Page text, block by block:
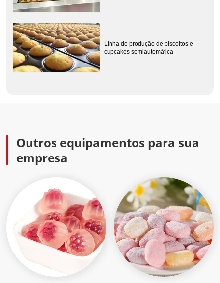
Linha de produção de biscoitos e
cupcakes semiautomática
Outros equipamentos para sua
empresa